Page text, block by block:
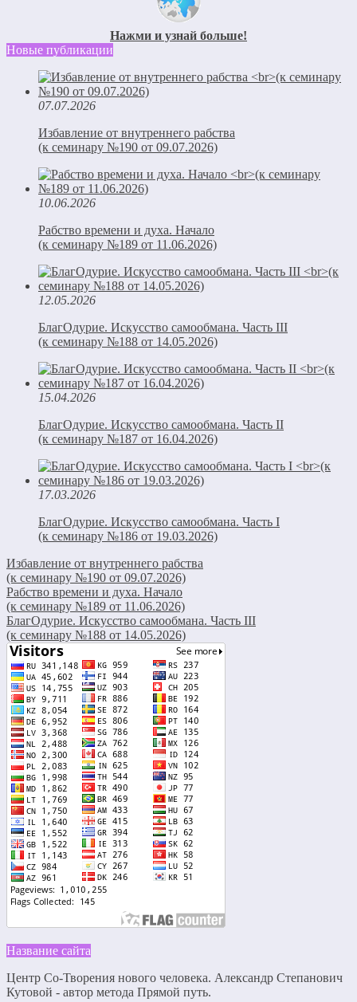
Нажми и узнай больше!
Новые публикации
07.07.2026
Избавление от внутреннего рабства
(к семинару №190 от 09.07.2026)
10.06.2026
Рабство времени и духа. Начало
(к семинару №189 от 11.06.2026)
12.05.2026
БлагОдурие. Искусство самообмана. Часть III
(к семинару №188 от 14.05.2026)
15.04.2026
БлагОдурие. Искусство самообмана. Часть II
(к семинару №187 от 16.04.2026)
17.03.2026
БлагОдурие. Искусство самообмана. Часть I
(к семинару №186 от 19.03.2026)
Избавление от внутреннего рабства
(к семинару №190 от 09.07.2026)
Рабство времени и духа. Начало
(к семинару №189 от 11.06.2026)
БлагОдурие. Искусство самообмана. Часть III
(к семинару №188 от 14.05.2026)
Название сайта
Центр Со-Творения нового человека. Александр Степанович
Кутовой - автор метода Прямой путь.